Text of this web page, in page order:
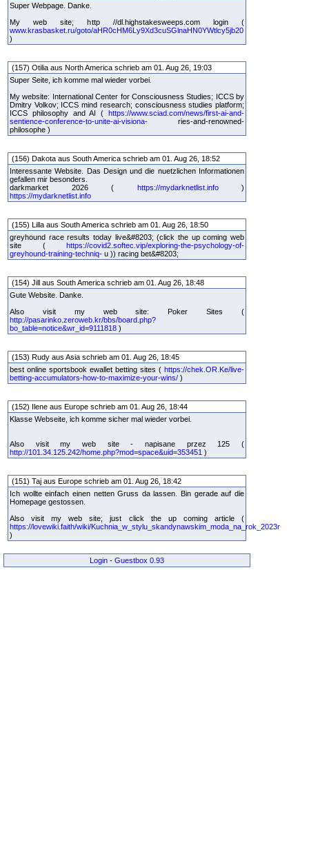
Super Webpage. Danke.
My web site; http //dl.highstakesweeps.com login (
www.krasbasket.ru/goto/aHR0cHM6Ly9Xd3cuSGlnaHN0YWtlcy5jb20
)
(157) Otilia aus North America schrieb am 01. Aug 26, 19:03
Super Seite, ich komme mal wieder vorbei.
My website: International Center for Consciousness Studies; ICCS by
Dmitry Volkov; ICCS mind research; consciousness studies platform;
ICCS philosophy and AI ( https://www.sciad.com/news/first-ai-and-
sentience-conference-to-unite-ai-visiona- ries-and-renowned-
philosophe )
(156) Dakota aus South America schrieb am 01. Aug 26, 18:52
Interessante Website. Das Design und die nuetzlichen Informationen
gefallen mir besonders.
darkmarket 2026 ( https://mydarknetlist.info)
https://mydarknetlist.info
(155) Lilla aus South America schrieb am 01. Aug 26, 18:50
greyhound race results today live&#8203; (click the up coming web
site ( https://covid2.softec.vip/exploring-the-psychology-of-
greyhound-training-techniq- u )) racing bet&#8203;
(154) Jill aus South America schrieb am 01. Aug 26, 18:48
Gute Website. Danke.
Also visit my web site: Poker Sites (
http://pasarinko.zeroweb.kr/bbs/board.php?
bo_table=notice&wr_id=9111818 )
(153) Rudy aus Asia schrieb am 01. Aug 26, 18:45
best online sportsbook ewallet betting sites ( https://chek.OR.Ke/live-
betting-accumulators-how-to-maximize-your-wins/ )
(152) Ilene aus Europe schrieb am 01. Aug 26, 18:44
Klasse Webseite, ich komme sicher mal wieder vorbei.
Also visit my web site - napisane przez 125 (
http://101.34.125.242/home.php?mod=space&uid=353451 )
(151) Taj aus Europe schrieb am 01. Aug 26, 18:42
Ich wollte einfach einen netten Gruss da lassen. Bin gerade auf die
Homepage gestossen.
Also visit my web site; just click the up coming article (
https://lovewiki.faith/wiki/Kuchnia_w_stylu_skandynawskim_moda_na_rok_2023r
)
Login - Guestbox 0.93